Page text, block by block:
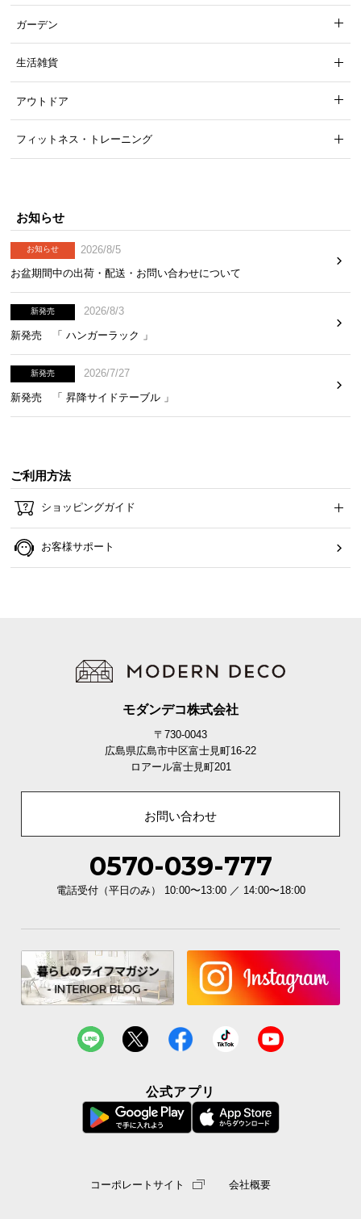
ガーデン
生活雑貨
アウトドア
フィットネス・トレーニング
お知らせ
お知らせ
2026/8/5
お盆期間中の出荷・配送・お問い合わせについて
新発売
2026/8/3
新発売 「 ハンガーラック 」
新発売
2026/7/27
新発売 「 昇降サイドテーブル 」
ご利用方法
ショッピングガイド
お客様サポート
モダンデコ株式会社
〒730-0043
広島県広島市中区富士見町16-22
ロアール富士見町201
お問い合わせ
0570-039-777
電話受付（平日のみ） 10:00〜13:00 ／ 14:00〜18:00
公式アプリ
コーポレートサイト 会社概要